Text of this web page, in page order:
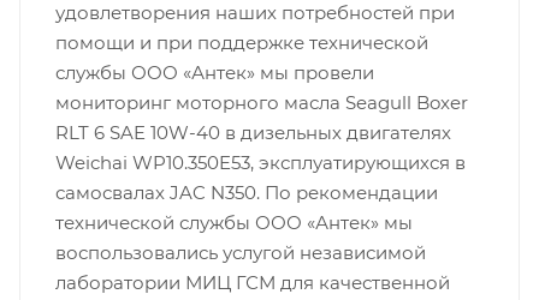
удовлетворения наших потребностей при
помощи и при поддержке технической
службы ООО «Антек» мы провели
мониторинг моторного масла Seagull Boxer
RLT 6 SAE 10W-40 в дизельных двигателях
Weichai WP10.350E53, эксплуатирующихся в
самосвалах JAC N350. По рекомендации
технической службы ООО «Антек» мы
воспользовались услугой независимой
лаборатории МИЦ ГСМ для качественной